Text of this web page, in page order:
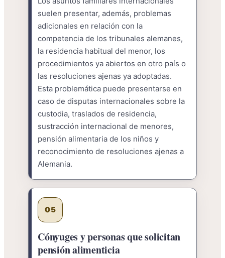
suelen presentar, además, problemas
adicionales en relación con la
competencia de los tribunales alemanes,
la residencia habitual del menor, los
procedimientos ya abiertos en otro país o
las resoluciones ajenas ya adoptadas.
Esta problemática puede presentarse en
caso de disputas internacionales sobre la
custodia, traslados de residencia,
sustracción internacional de menores,
pensión alimentaria de los niños y
reconocimiento de resoluciones ajenas a
Alemania.
05
Cónyuges y personas que solicitan
pensión alimenticia